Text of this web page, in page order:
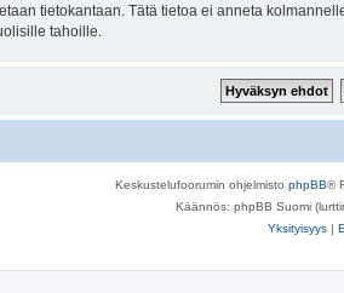
tietokantaan. Tätä tietoa ei anneta
tahoille.
Keskustelufoorumin ohjelmisto phpBB®
Käännös: phpBB Suomi
Yksityisyys |